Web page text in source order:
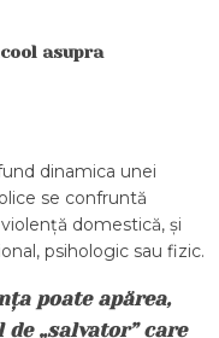
asupra
dinamica unei
se confruntă
domestică, și
psihologic sau fizic.
poate apărea,
„salvator” care